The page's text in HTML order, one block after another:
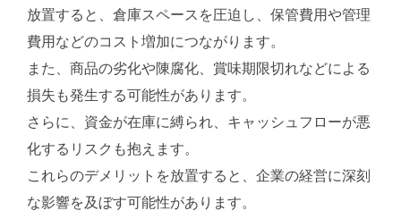
放置すると、倉庫スペースを圧迫し、保管費用や管理
費用などのコスト増加につながります。
また、商品の劣化や陳腐化、賞味期限切れなどによる
損失も発生する可能性があります。
さらに、資金が在庫に縛られ、キャッシュフローが悪
化するリスクも抱えます。
これらのデメリットを放置すると、企業の経営に深刻
な影響を及ぼす可能性があります。